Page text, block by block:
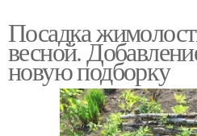
Посадка
весной.
новую подборку